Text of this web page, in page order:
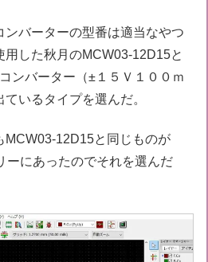
ンバーターの型番は適当なやつ
用した秋月のMCW03-12D15と
ンバーター（±１５Ｖ１００ｍ
いるタイプを選んだ。
MCW03-12D15と同じものが
ーにあったのでそれを選んだ